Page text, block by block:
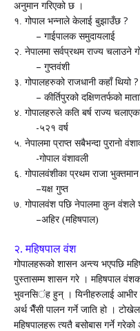
अनुमान गरिएको छ ।
१. गोपाल भन्नाले केलाई बुझाउँछ ?
– गाईपालक समुदायलाई
२. नेपालमा सर्वप्रथम राज्य चलाउने
– गुप्‍तवंशी
३. गोपालहरुको राजधानी कहाँ थियो ?
– कीर्तिपुरको दक्षिणतर्फको
४. गोपालहरुले कति बर्ष राज्य
-५२१ वर्ष
५. नेपालमा प्राप्‍त सबैभन्दा पुरानो
-गोपाल वंशावली
६. गोपालवंशीका प्रथम राजा
–यक्ष गुप्‍त
७. गोपालवंश पछि नेपालमा कुन वंशले
–अहिर (महिषपाल)
२.महिषपाल वंश
गोपालहरूको शासन अन्त्य भएपछि महि
पुस्तासम्म शासन गरे । महिषपाल
भुवनसिंह हुन् । यिनीहरुलाई आभीर
अर्थ भैँसीपालन गर्ने जाति हो ।
महिषपालहरू त्यतै बसोबास गर्ने गरेको